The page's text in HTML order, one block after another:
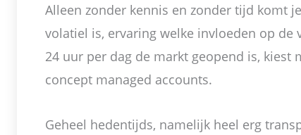
Alleen zonder kennis en zonder tijd komt
volatiel is, ervaring welke invloeden op de
24 uur per dag de markt geopend is, kiest
concept managed accounts.
Geheel hedentijds, namelijk heel erg